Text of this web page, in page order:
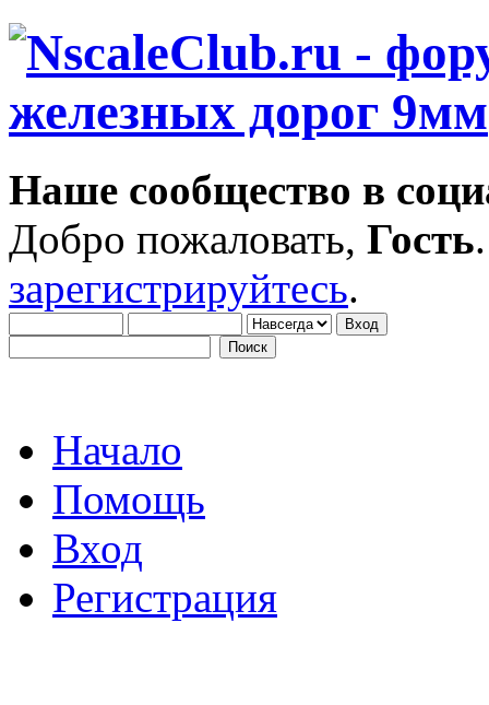
Наше сообщество в
Добро пожаловать, Гость
зарегистрируйтесь.
Начало
Помощь
Вход
Регистрация